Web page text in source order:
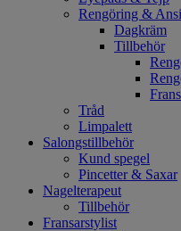
Rengöring &
Dagkräm
Tillbehör
Tråd
Limpalett
Salongstillbehör
Kund spegel
Pincetter & Saxar
Nagelterapeut
Tillbehör
Fransarstylist